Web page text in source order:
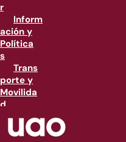
r
Inform
ación y
Política
s
Trans
porte y
Movilida
d